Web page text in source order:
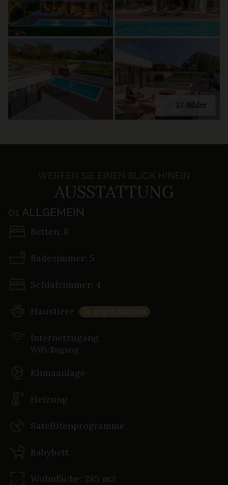
37 Bilder
WERFEN SIE EINEN BLICK HINEIN
AUSSTATTUNG
01 ALLGEMEIN
Betten: 8
Badezimmer: 5
Schlafzimmer: 4
Haustiere
Internetzugang
WiFi-Zugang
Klimaanlage
Heizung
Satellitenprogramme
Babybett
Wohnfäche: 285 m2